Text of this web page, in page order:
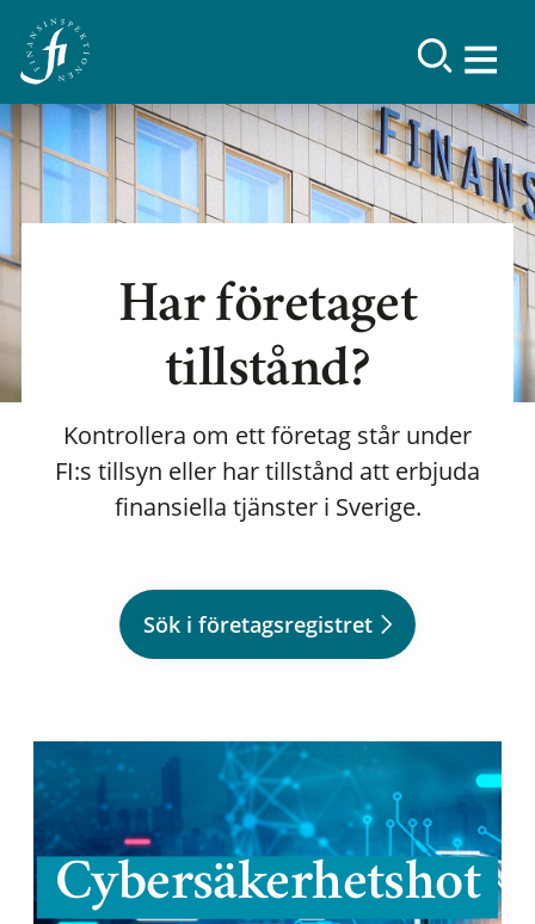
Har företaget
tillstånd?
Kontrollera om ett företag står under
FI:s tillsyn eller har tillstånd att erbjuda
finansiella tjänster i Sverige.
Sök i företagsregistret
Cybersäkerhetshot